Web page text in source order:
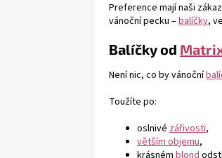
Preference mají naši
vánoční pecku –balíčky,
Balíčky od
Není nic, co by vánoční
Toužíte po:
oslnivé zářivosti,
větším objemu,
krásném blond